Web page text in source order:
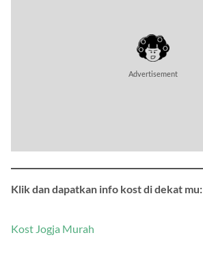
Advertisement
Klik dan dapatkan info kost di dekat mu:
Kost Jogja Murah